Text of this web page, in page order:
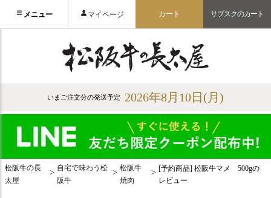
メニュー マイページ カート サブスクのカート
いまご注文分の発送予定 2026年8月10日(月)
松阪牛の長
太屋
自宅で味わう松
阪牛
松阪牛
焼肉
[予約商品] 松阪牛マメ 500gの
レビュー